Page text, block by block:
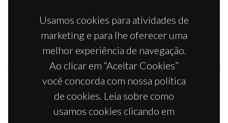
Krautscheid, H; Cichos, J; Karbowiak, M; Neves, P; Valente, AA;
2017, INORGANIC CHEMISTRY, 56, 8, 4380-4394.
ISBN: 1520-510X
Chemistry and Catalytic Performance of
Pyridyl-Benzimidazole Oxidomolybdenum(VI)
Compounds in (Bio)Olefin Epoxidation
Usamos cookies para atividades de
marketing e para lhe oferecer uma
melhor experiência de navegação.
Ao clicar em “Aceitar Cookies”
você concorda com nossa política
de cookies. Leia sobre como
usamos cookies clicando em